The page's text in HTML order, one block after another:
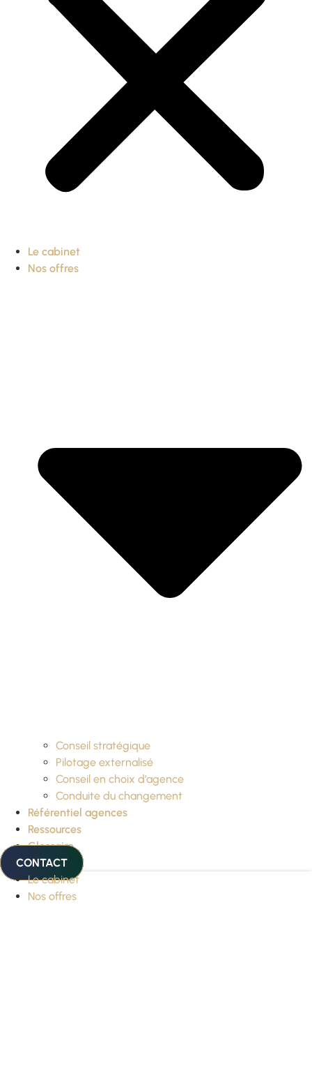
Le cabinet
Nos offres
Conseil stratégique
Pilotage externalisé
Conseil en choix d’agence
Conduite du changement
Référentiel agences
Ressources
Glossaire
CONTACT
Le cabinet
Nos offres